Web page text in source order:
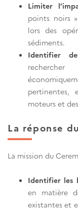
Limiter
points noirs
lors des
sédiments.
Identifier
pertinentes,
moteurs et
La réponse
La mission du
Identifier les
en matière
existantes et